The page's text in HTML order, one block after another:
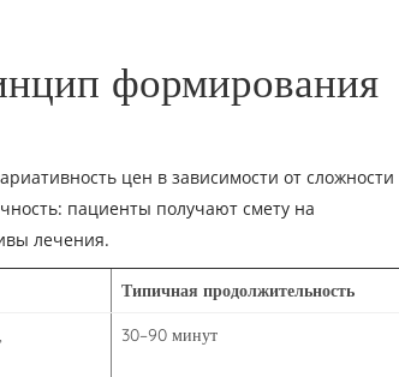
формирования
цен в зависимости от сложности
пациенты получают смету на
лечения.
Типичная продолжительность
30–90 минут